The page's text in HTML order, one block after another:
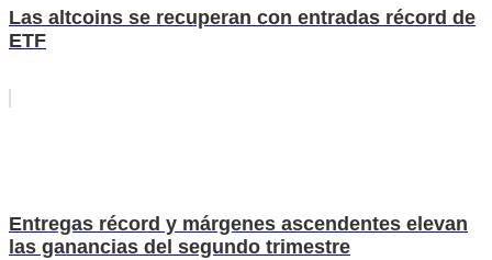
Las altcoins se recuperan con entradas récord de
ETF
Entregas récord y márgenes ascendentes elevan
las ganancias del segundo trimestre